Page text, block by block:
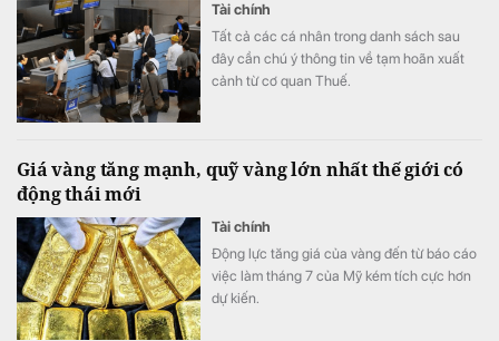
Tài chính
Tất cả các cá nhân trong danh sách sau
đây cần chú ý thông tin về tạm hoãn xuất
cảnh từ cơ quan Thuế.
Giá vàng tăng mạnh, quỹ vàng lớn nhất thế giới có
động thái mới
Tài chính
Động lực tăng giá của vàng đến từ báo cáo
việc làm tháng 7 của Mỹ kém tích cực hơn
dự kiến.